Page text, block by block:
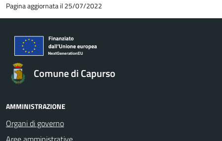
Pagina aggiornata il 25/07/2022
Comune di Capurso
AMMINISTRAZIONE
Organi di governo